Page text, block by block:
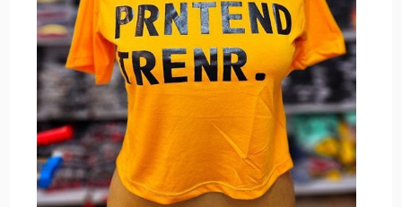
را به‌خود جلب کند.